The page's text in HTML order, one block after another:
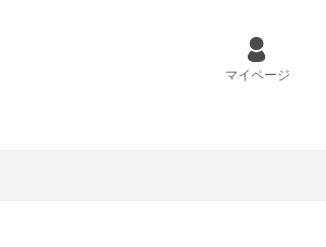
マイページ